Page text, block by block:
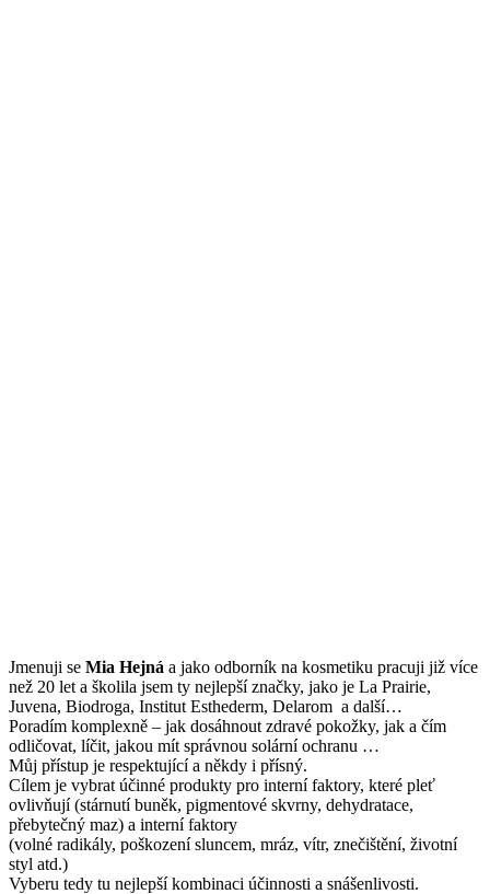
Jmenuji se Mia Hejná a jako odborník na kosmetiku pracuji již více
než 20 let a školila jsem ty nejlepší značky, jako je La Prairie,
Juvena, Biodroga, Institut Esthederm, Delarom a další…
Poradím komplexně – jak dosáhnout zdravé pokožky, jak a čím
odličovat, líčit, jakou mít správnou solární ochranu …
Můj přístup je respektující a někdy i přísný.
Cílem je vybrat účinné produkty pro interní faktory, které pleť
ovlivňují (stárnutí buněk, pigmentové skvrny, dehydratace,
přebytečný maz) a interní faktory
(volné radikály, poškození sluncem, mráz, vítr, znečištění, životní
styl atd.)
Vyberu tedy tu nejlepší kombinaci účinnosti a snášenlivosti.